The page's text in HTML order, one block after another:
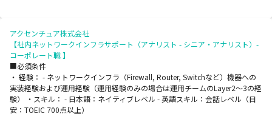
アクセンチュア株式会社
【社内ネットワークインフラサポート（アナリスト - シニア・アナリスト）-
コーポレート職 】
■必須条件
・ 経験： - ネットワークインフラ（Firewall, Router, Switchなど）機器への
実装経験および運用経験（運用経験のみの場合は運用チームのLayer2～3の経
験） ・スキル： - 日本語：ネイティブレベル - 英語スキル：会話レベル（目
安：TOEIC 700点以上）